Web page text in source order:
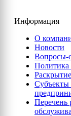
Информация
О
Новости
Вопросы-
Политика
Субъекты
Перечень